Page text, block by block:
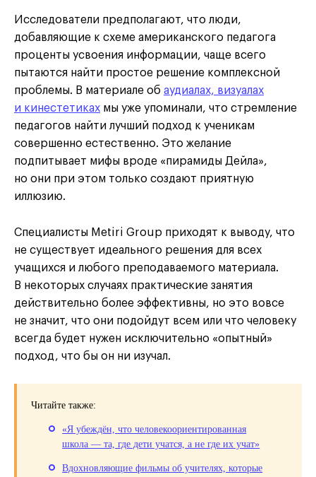
Исследователи предполагают, что люди,
добавляющие к схеме американского педагога
проценты усвоения информации, чаще всего
пытаются найти простое решение комплексной
проблемы. В материале об аудиалах, визуалах
и кинестетиках мы уже упоминали, что стремление
педагогов найти лучший подход к ученикам
совершенно естественно. Это желание
подпитывает мифы вроде «пирамиды Дейла»,
но они при этом только создают приятную
иллюзию.
Специалисты Metiri Group приходят к выводу, что
не существует идеального решения для всех
учащихся и любого преподаваемого материала.
В некоторых случаях практические занятия
действительно более эффективны, но это вовсе
не значит, что они подойдут всем или что человеку
всегда будет нужен исключительно «опытный»
подход, что бы он ни изучал.
Читайте также:
«Я убеждён, что человекоориентированная
школа — та, где дети учатся, а не где их учат»
Вдохновляющие фильмы об учителях, которые